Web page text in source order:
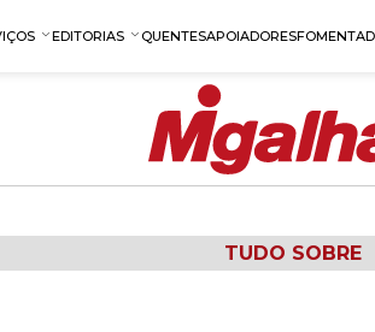
EDITORIAS QUENTESAPOIADORES
TUDO SOBRE